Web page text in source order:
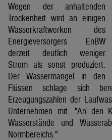
Wegen der anhaltenden
Trockenheit wird an einigen
Wasserkraftwerken des
Energieversorgers EnBW
derzeit deutlich weniger
Strom als sonst produziert.
Der Wassermangel in den
Flüssen schlage sich
Erzeugungszahlen der
Unternehmen mit. "An den
Wasserstände und
Normbereichs."